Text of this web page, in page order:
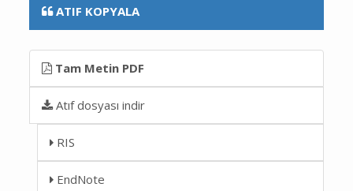
ATIF KOPYALA
Tam Metin PDF
Atıf dosyası indir
RIS
EndNote